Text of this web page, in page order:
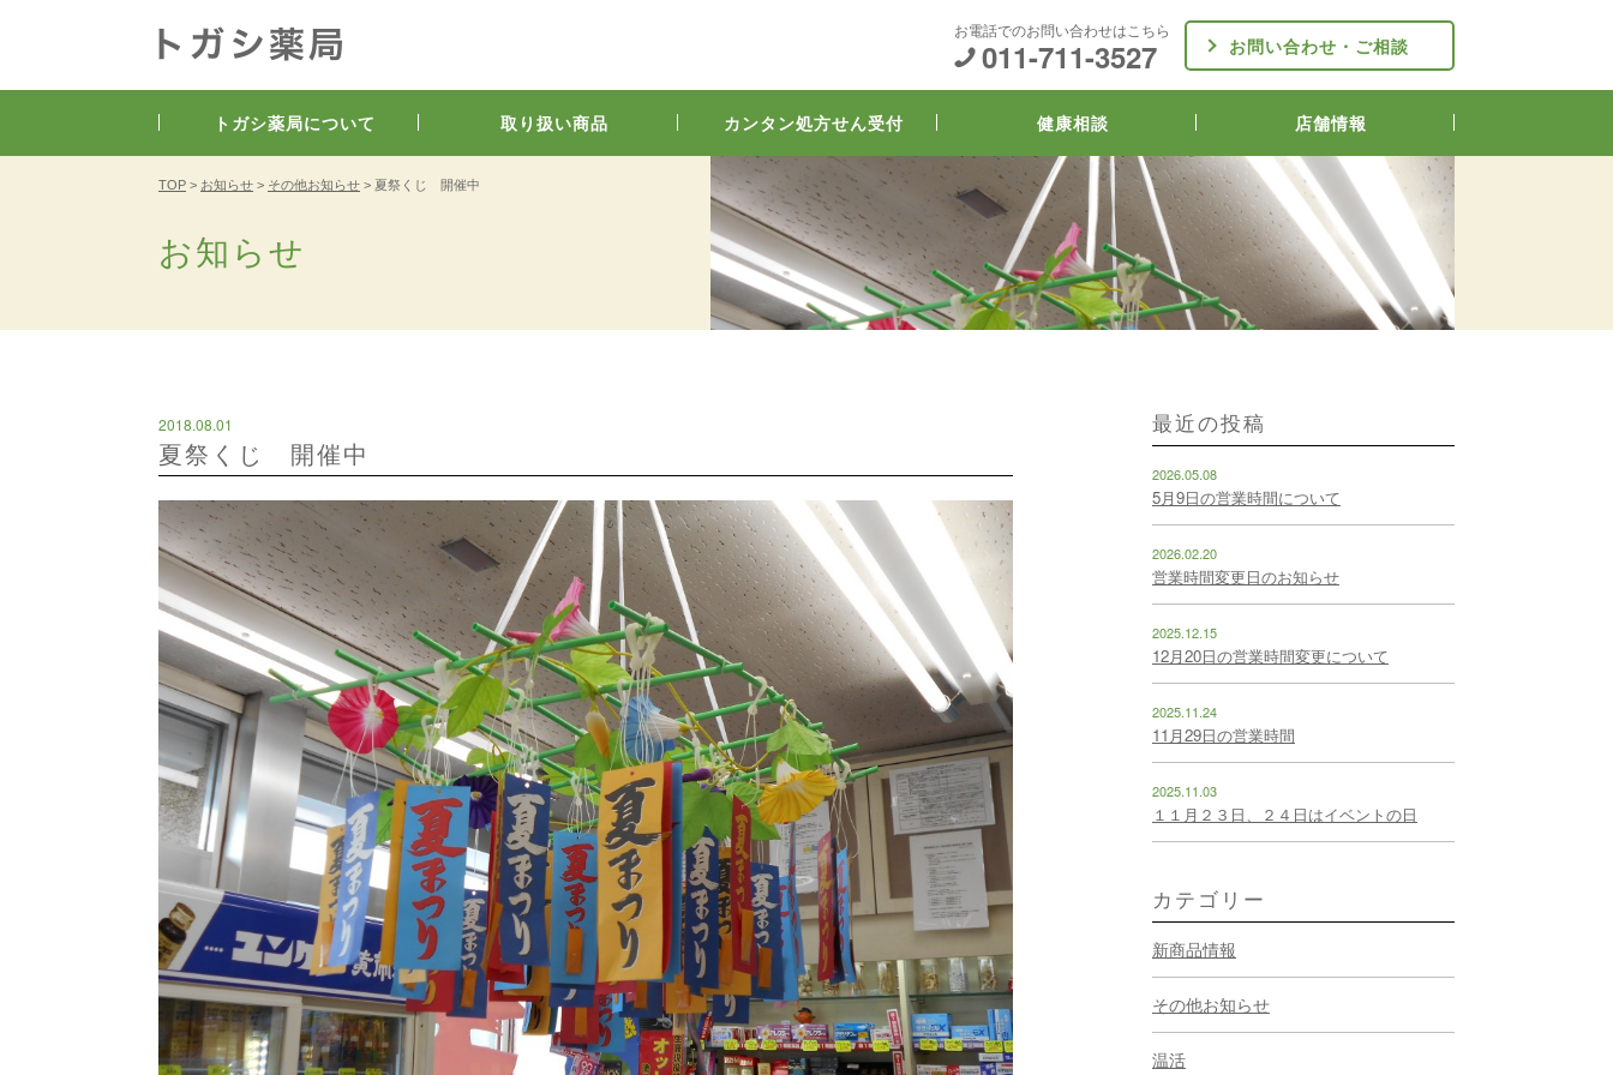
お電話でのお問い合わせはこちら
011-711-3527 お問い合わせ・ご相談
トガシ薬局について 取り扱い商品 カンタン処方せん受付 健康相談 店舗情報
TOP > お知らせ > その他お知らせ > 夏祭くじ 開催中
お知らせ
2018.08.01
夏祭くじ 開催中
最近の投稿
2026.05.08
5月9日の営業時間について
2026.02.20
営業時間変更日のお知らせ
2025.12.15
12月20日の営業時間変更について
2025.11.24
11月29日の営業時間
2025.11.03
１１月２３日、２４日はイベントの日
カテゴリー
新商品情報
その他お知らせ
温活